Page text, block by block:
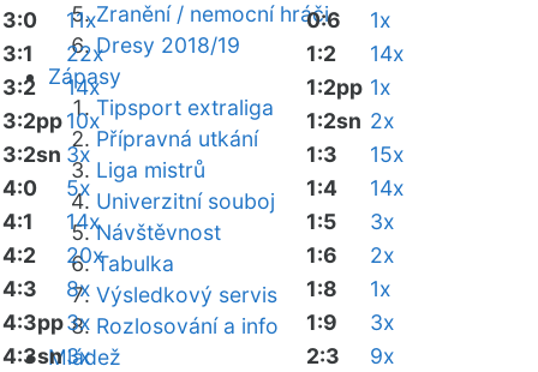
Zranění / nemocní hráči
Dresy 2018/19
Zápasy
Tipsport extraliga
Přípravná utkání
Liga mistrů
Univerzitní souboj
Návštěvnost
Tabulka
Výsledkový servis
Rozlosování a info
Mládež
3:0
11x
3:1
22x
3:2
14x
3:2pp10x
3:2sn 3x
4:0
5x
4:1
14x
4:2
20x
4:3
8x
4:3pp3x
4:3sn3x
0:6
1x
1:2
14x
1:2pp 1x
1:2sn 2x
1:3
15x
1:4
14x
1:5
3x
1:6
2x
1:8
1x
1:9
3x
2:3
9x